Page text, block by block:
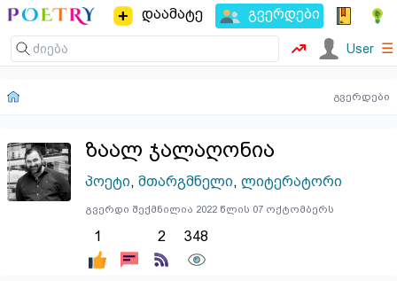
დაამატე გვერდები
User ☰
გვერდები
ზაალ ჯალაღონია
პოეტი, მთარგმნელი, ლიტერატორი
გვერდი შექმნილია 2022 წლის 07 ოქტომბერს
1 2 348